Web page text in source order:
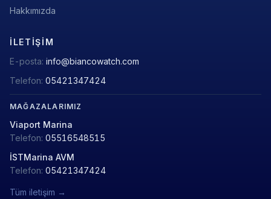
Hakkımızda
İLETIŞIM
E-posta: info@biancowatch.com
Telefon: 05421347424
MAĞAZALARIMIZ
Viaport Marina
Telefon: 05516548515
İSTMarina AVM
Telefon: 05421347424
Tüm iletişim →